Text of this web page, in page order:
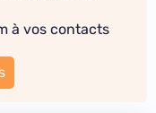
à vos contacts